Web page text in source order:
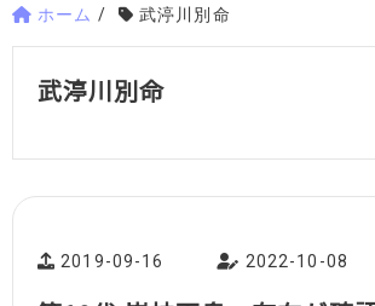
ホーム / 武渟川別命
武渟川別命
2019-09-16 2022-10-08